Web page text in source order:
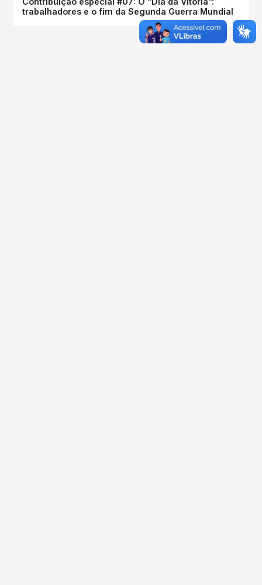
trabalhadores e o fim da Segunda Guerra Mundial